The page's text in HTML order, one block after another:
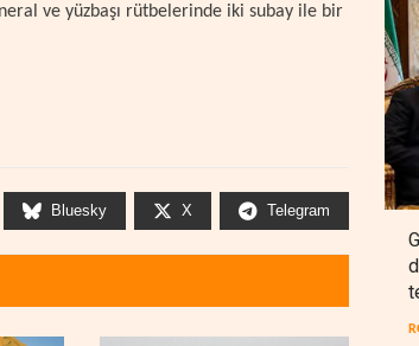
ve yüzbaşı rütbelerinde iki subay ile bir
Bluesky X Telegram